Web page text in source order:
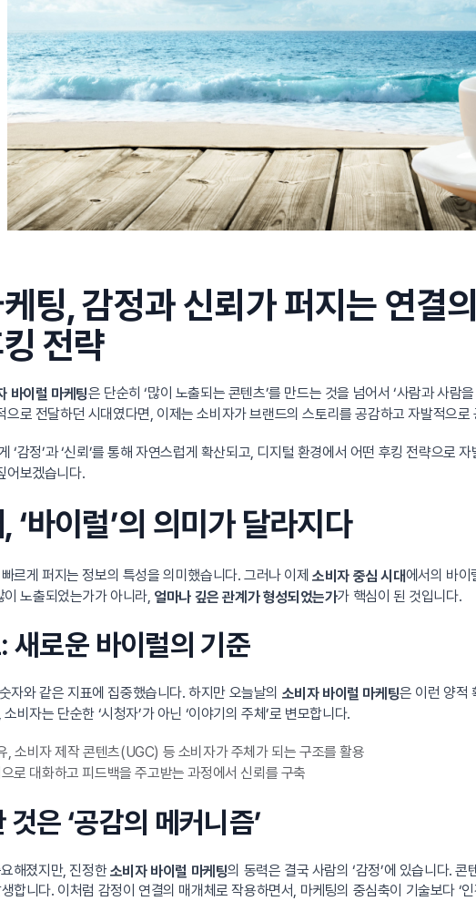
팅, 감정과 신뢰가 퍼지는 연결
전략
바이럴 마케팅은 단순히 ‘많이 노출되는 콘텐츠’를 만드는 것을 넘어서 ‘사람과 사
로 전달하던 시대였다면, 이제는 소비자가 브랜드의 스토리를 공감하고 자발적으로
‘감정’과 ‘신뢰’를 통해 자연스럽게 확산되고, 디지털 환경에서 어떤 후킹 전략으
어보겠습니다.
‘바이럴’의 의미가 달라지다
르게 퍼지는 정보의 특성을 의미했습니다. 그러나 이제소비자 중심 시대에서의 바이
노출되었는가가 아니라, 얼마나 깊은 관계가 형성되었는가가 핵심이 된 것입니다.
새로운 바이럴의 기준
자와 같은 지표에 집중했습니다. 하지만 오늘날의 소비자 바이럴 마케팅은 이런 양적
비자는 단순한 ‘시청자’가 아닌 ‘이야기의 주체’로 변모합니다.
, 소비자 제작 콘텐츠(UGC) 등 소비자가 주체가 되는 구조를 활용
로 대화하고 피드백을 주고받는 과정에서 신뢰를 구축
은 ‘공감의 메커니즘’
해졌지만, 진정한소비자 바이럴 마케팅의 동력은 결국 사람의 ‘감정’에 있습니다.
합니다. 이처럼 감정이 연결의 매개체로 작용하면서, 마케팅의 중심축이 기술보다 ‘